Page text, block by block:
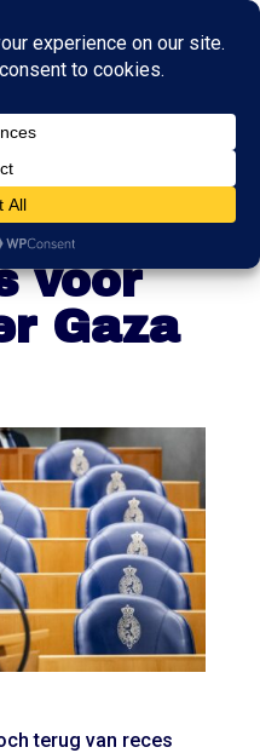
terug
voor
Gaza
terug van reces